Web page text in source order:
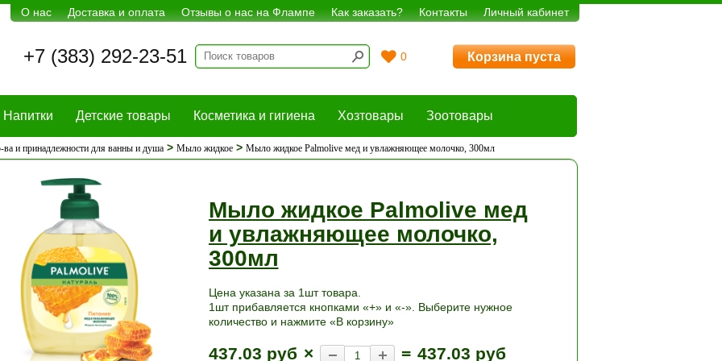
О нас Доставка и оплата Отзывы о нас на Флампе Как заказать? Контакты Личный кабинет
+7 (383) 292-23-51 0 Корзина пуста
Напитки Детские товары Косметика и гигиена Хозтовары Зоотовары
ва и принадлежности для ванны и душа >Мыло жидкое >Мыло жидкое Palmolive мед и увлажняющее молочко, 300мл
Мыло жидкое Palmolive мед
и увлажняющее молочко,
300мл
Цена указана за 1шт товара.
1шт прибавляется кнопками «+» и «-». Выберите нужное
количество и нажмите «В корзину»
437.03 руб × = 437.03 руб